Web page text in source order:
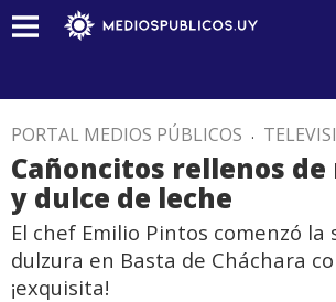
PORTAL MEDIOS PÚBLICOS .
Cañoncitos rellenos
y dulce de leche
El chef Emilio Pintos comenzó la
dulzura en Basta de Cháchara
¡exquisita!